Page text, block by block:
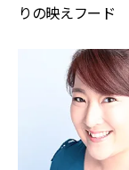
りの映えフード